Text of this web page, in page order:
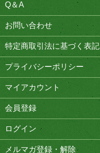
Q＆A
お問い合わせ
特定商取引法に基づく表記
プライバシーポリシー
マイアカウント
会員登録
ログイン
メルマガ登録・解除